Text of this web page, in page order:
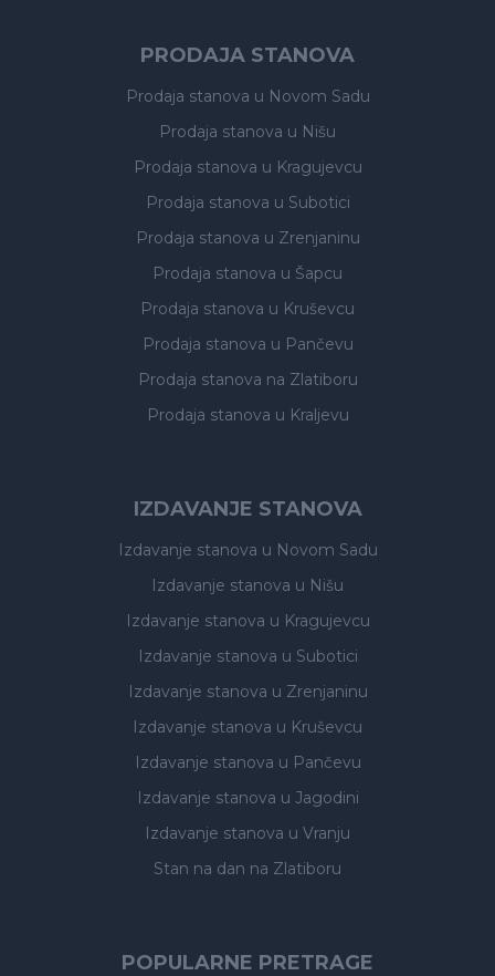
PRODAJA STANOVA
Prodaja stanova u Novom Sadu
Prodaja stanova u Nišu
Prodaja stanova u Kragujevcu
Prodaja stanova u Subotici
Prodaja stanova u Zrenjaninu
Prodaja stanova u Šapcu
Prodaja stanova u Kruševcu
Prodaja stanova u Pančevu
Prodaja stanova na Zlatiboru
Prodaja stanova u Kraljevu
IZDAVANJE STANOVA
Izdavanje stanova u Novom Sadu
Izdavanje stanova u Nišu
Izdavanje stanova u Kragujevcu
Izdavanje stanova u Subotici
Izdavanje stanova u Zrenjaninu
Izdavanje stanova u Kruševcu
Izdavanje stanova u Pančevu
Izdavanje stanova u Jagodini
Izdavanje stanova u Vranju
Stan na dan na Zlatiboru
POPULARNE PRETRAGE